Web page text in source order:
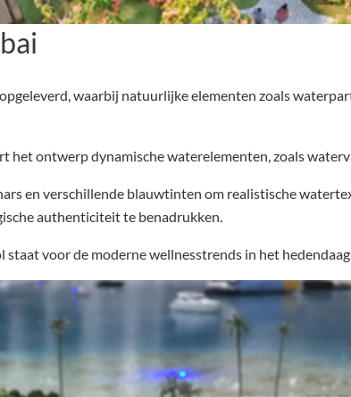
waarbij natuurlijke elementen zoals
ontwerp dynamische waterelementen, zoals
en verschillende blauwtinten om realistische
authenticiteit te benadrukken.
voor de moderne wellnesstrends in het